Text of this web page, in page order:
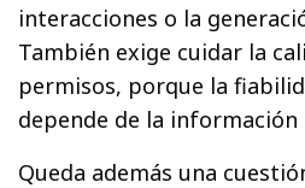
interacciones o la
También exige cuidar la
permisos, porque la
depende de la información
Queda además una